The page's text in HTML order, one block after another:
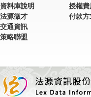
資料庫說明
法源徵才
交通資訊
策略聯盟
授權費
付款方